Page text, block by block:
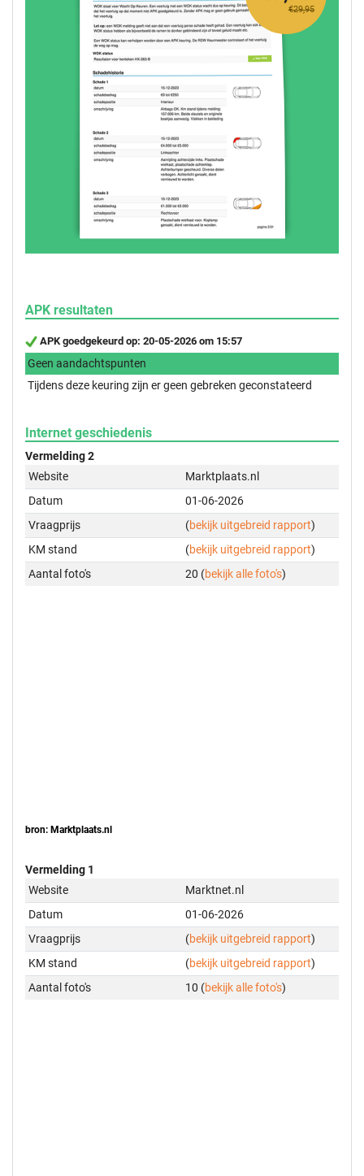
€29,95
APK resultaten
APK goedgekeurd op: 20-05-2026 om 15:57
Geen aandachtspunten
Tijdens deze keuring zijn er geen gebreken geconstateerd
Internet geschiedenis
Vermelding 2
Website
Marktplaats.nl
Datum
01-06-2026
Vraagprijs
(bekijk uitgebreid rapport)
KM stand
(bekijk uitgebreid rapport)
Aantal foto's
20 (bekijk alle foto's)
bron: Marktplaats.nl
Vermelding 1
Website
Marktnet.nl
Datum
01-06-2026
Vraagprijs
(bekijk uitgebreid rapport)
KM stand
(bekijk uitgebreid rapport)
Aantal foto's
10 (bekijk alle foto's)